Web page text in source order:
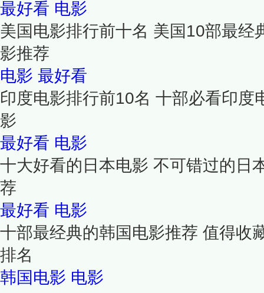
最好看 电影
美国电影排行前十名 美国10部最经
影推荐
电影 最好看
印度电影排行前10名 十部必看印度
影
最好看 电影
十大好看的日本电影 不可错过的日
荐
最好看 电影
十部最经典的韩国电影推荐 值得收
排名
韩国电影 电影